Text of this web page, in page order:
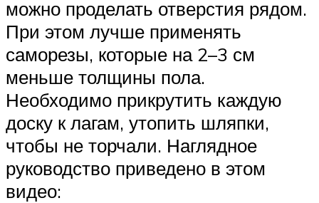
можно проделать отверстия рядом.
При этом лучше применять
саморезы, которые на 2–3 см
меньше толщины пола.
Необходимо прикрутить каждую
доску к лагам, утопить шляпки,
чтобы не торчали. Наглядное
руководство приведено в этом
видео: